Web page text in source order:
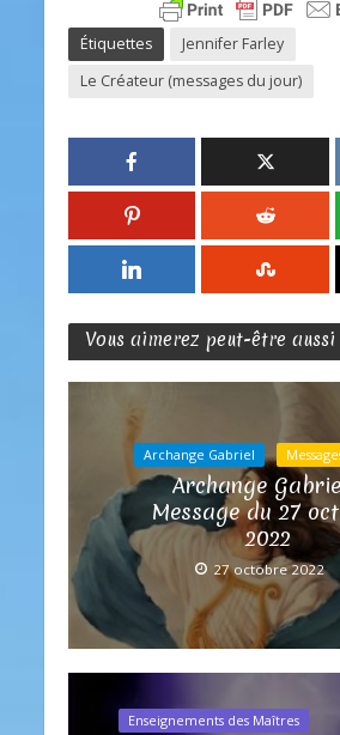
Étiquettes
Jennifer Farley
Le Créateur (messages du jour)
Vous aimerez peut-être aussi
Archange Gabriel
Archange
Message du 27
2022
27 octobre 2022
Enseignements des Maîtres